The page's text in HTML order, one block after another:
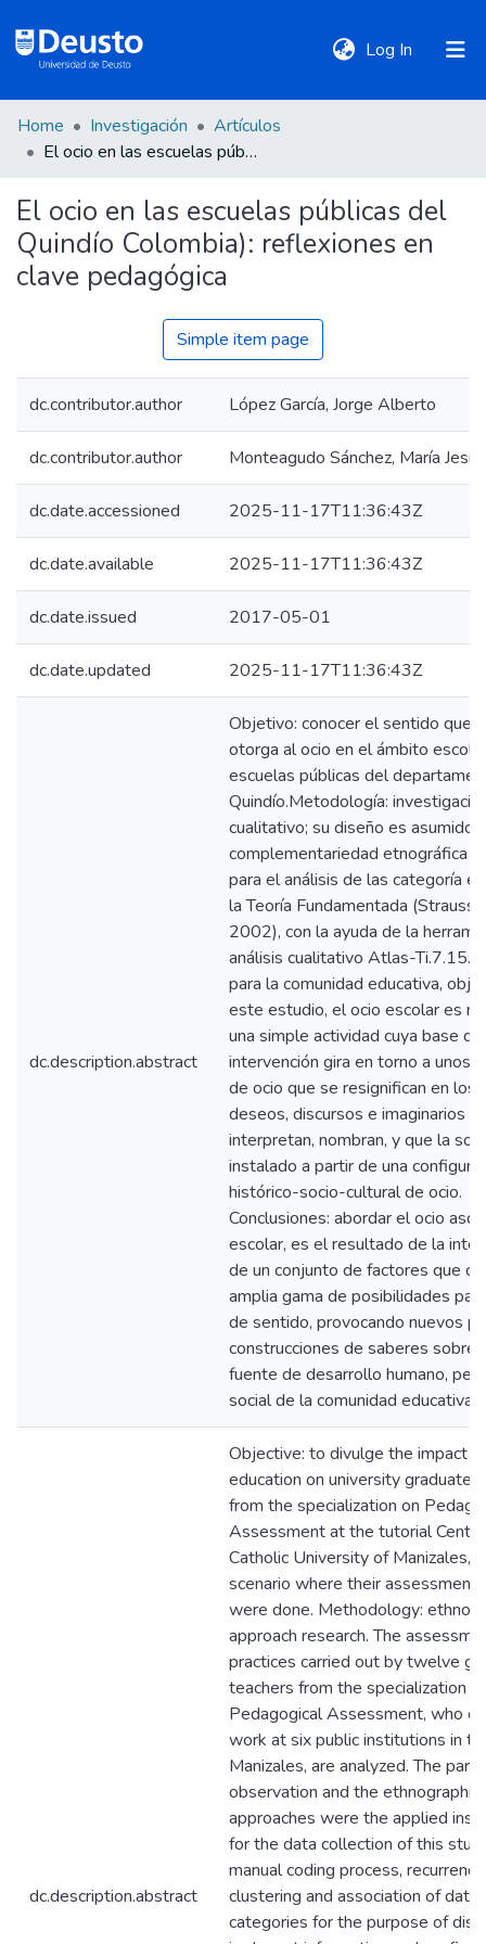
Log In (current)
DeustoTeka
Communities
&
Collections
Statistics
Home Investigación
Artículos
El ocio en las escuelas públicas del Quindío Colombia): reflexiones en clave pedagógica
El ocio en las escuelas públicas del
Quindío Colombia): reflexiones en
clave pedagógica
Simple item page
dc.contributor.author López García, Jorge Alberto
dc.contributor.author Monteagudo Sánchez, María Jesús
dc.date.accessioned 2025-11-17T11:36:43Z
dc.date.available 2025-11-17T11:36:43Z
dc.date.issued 2017-05-01
dc.date.updated 2025-11-17T11:36:43Z
dc.description.abstract
Objetivo: conocer el sentido que
otorga al ocio en el ámbito
escuelas públicas del
Quindío.Metodología:
cualitativo; su diseño es asumido
complementariedad etnográfica y
para el análisis de las categoría
la Teoría Fundamentada (Strauss
2002), con la ayuda de la
análisis cualitativo Atlas-Ti.7.15.
para la comunidad educativa,
este estudio, el ocio escolar es
una simple actividad cuya base de
intervención gira en torno a unos
de ocio que se resignifican en los
deseos, discursos e imaginarios
interpretan, nombran, y que la
instalado a partir de una
histórico-socio-cultural de ocio.
Conclusiones: abordar el ocio
escolar, es el resultado de la
de un conjunto de factores que
amplia gama de posibilidades
de sentido, provocando nuevos
construcciones de saberes sobre
fuente de desarrollo humano,
social de la comunidad educativa.
dc.description.abstract
Objective: to divulge the impact of
education on university graduate
from the specialization on
Assessment at the tutorial
Catholic University of Manizales,
scenario where their assessment
were done. Methodology:
approach research. The
practices carried out by twelve
teachers from the specialization
Pedagogical Assessment, who
work at six public institutions in
Manizales, are analyzed. The
observation and the
approaches were the applied
for the data collection of this
manual coding process, recurrence
clustering and association of data
categories for the purpose of